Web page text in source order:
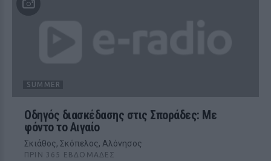
SUMMER
Οδηγός διασκέδασης στις Σποράδες: Με
φόντο το Αιγαίο
Σκιάθος, Σκόπελος, Αλόνησος
ΠΡΙΝ 365 ΕΒΔΟΜΆΔΕΣ